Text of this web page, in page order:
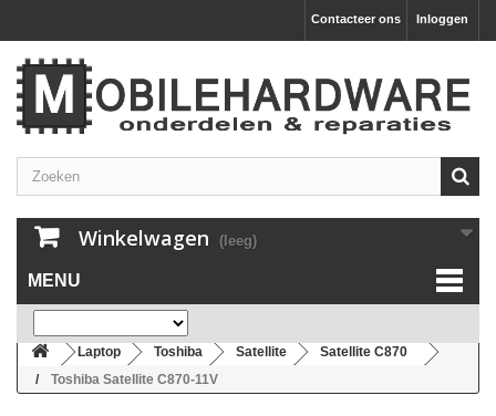
Inloggen
Contacteer ons
Winkelwagen (leeg)
MENU
Laptop Toshiba Satellite
Satellite C870
Toshiba Satellite C870-11V